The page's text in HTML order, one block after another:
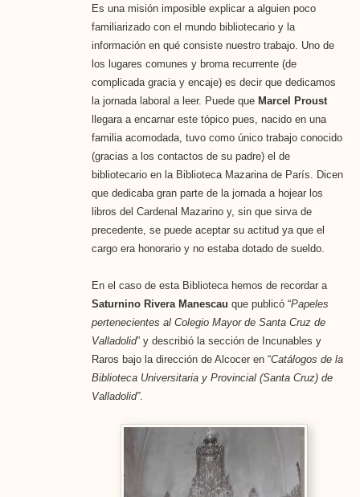
Es una misión imposible explicar a alguien poco
familiarizado con el mundo bibliotecario y la
información en qué consiste nuestro trabajo. Uno de
los lugares comunes y broma recurrente (de
complicada gracia y encaje) es decir que dedicamos
la jornada laboral a leer. Puede que Marcel Proust
llegara a encarnar este tópico pues, nacido en una
familia acomodada, tuvo como único trabajo conocido
(gracias a los contactos de su padre) el de
bibliotecario en la Biblioteca Mazarina de París. Dicen
que dedicaba gran parte de la jornada a hojear los
libros del Cardenal Mazarino y, sin que sirva de
precedente, se puede aceptar su actitud ya que el
cargo era honorario y no estaba dotado de sueldo.
En el caso de esta Biblioteca hemos de recordar a
Saturnino Rivera Manescau que publicó “Papeles
pertenecientes al Colegio Mayor de Santa Cruz de
Valladolid” y describió la sección de Incunables y
Raros bajo la dirección de Alcocer en “Catálogos de la
Biblioteca Universitaria y Provincial (Santa Cruz) de
Valladolid”.